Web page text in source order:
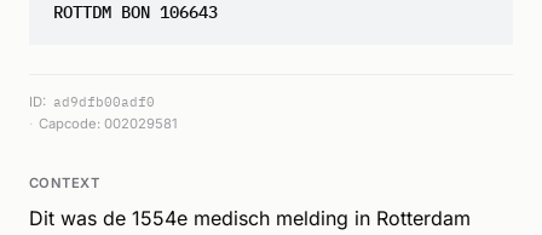
ROTTDM BON 106643
ID: ad9dfb00adf0
Capcode: 002029581
CONTEXT
Dit was de 1554e medisch melding in Rotterdam